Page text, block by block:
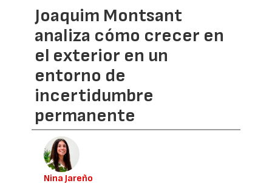
Joaquim Montsant
analiza cómo crecer en
el exterior en un
entorno de
incertidumbre
permanente
Nina Jareño